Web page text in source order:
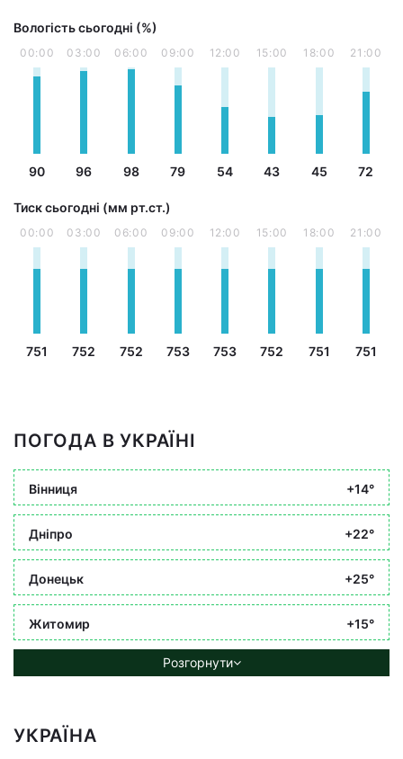
Вологість сьогодні (%)
00:00
90
03:00
96
06:00
98
09:00
79
12:00
54
15:00
43
18:00
45
21:00
72
Тиск сьогодні (мм рт.ст.)
00:00
751
03:00
752
06:00
752
09:00
753
12:00
753
15:00
752
18:00
751
21:00
751
ПОГОДА В УКРАЇНІ
Вінниця +14°
Дніпро +22°
Донецьк +25°
Житомир +15°
Розгорнути
УКРАЇНА